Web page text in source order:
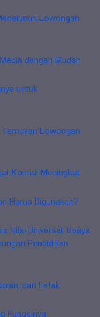
Lowongan
dengan Mudah
untuk
Lowongan
Komisi Meningkat
Harus Digunakan?
Nilai Universal: Upaya
Pendidikan
dan Letak
Fungsinya